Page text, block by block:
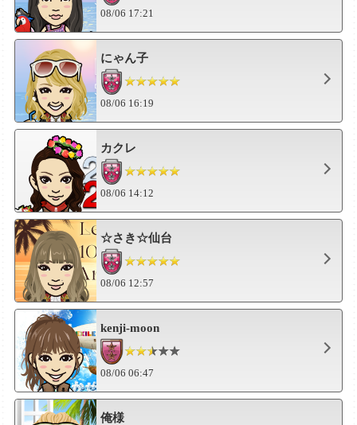
08/06 17:21
にゃん子
08/06 16:19
カクレ
08/06 14:12
☆さき☆仙台
08/06 12:57
kenji-moon
08/06 06:47
俺様